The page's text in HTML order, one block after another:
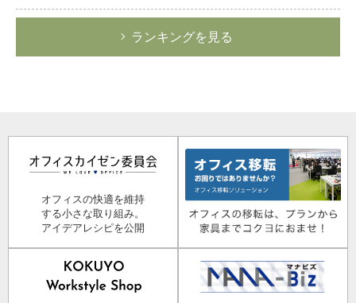
ランキングを見る
オフィスの快適を維持
する小さな取り組み。
アイデアレシピを公開